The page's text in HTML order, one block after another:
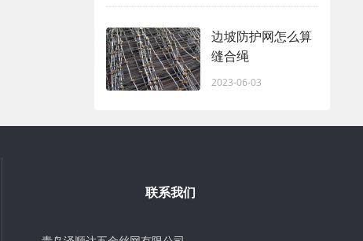
边坡防护网怎么算
缝合绳
2023-06-03
联系我们